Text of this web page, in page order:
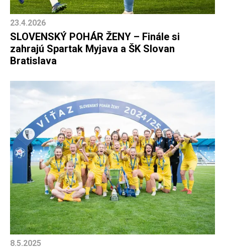
23.4.2026
SLOVENSKÝ POHÁR ŽENY – Finále si
zahrajú Spartak Myjava a ŠK Slovan
Bratislava
8.5.2025